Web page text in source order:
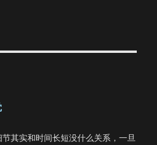
其实和时间长短没什么关系，一旦